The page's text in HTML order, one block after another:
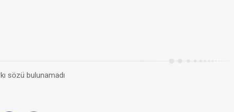
sözü bulunamadı